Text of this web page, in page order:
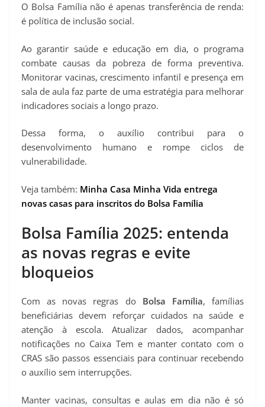
O Bolsa Família não é apenas transferência de renda:
é política de inclusão social.
Ao garantir saúde e educação em dia, o programa
combate causas da pobreza de forma preventiva.
Monitorar vacinas, crescimento infantil e presença em
sala de aula faz parte de uma estratégia para melhorar
indicadores sociais a longo prazo.
Dessa forma, o auxílio contribui para o
desenvolvimento humano e rompe ciclos de
vulnerabilidade.
Veja também: Minha Casa Minha Vida entrega
novas casas para inscritos do Bolsa Família
Bolsa Família 2025: entenda
as novas regras e evite
bloqueios
Com as novas regras do Bolsa Família, famílias
beneficiárias devem reforçar cuidados na saúde e
atenção à escola. Atualizar dados, acompanhar
notificações no Caixa Tem e manter contato com o
CRAS são passos essenciais para continuar recebendo
o auxílio sem interrupções.
Manter vacinas, consultas e aulas em dia não é só